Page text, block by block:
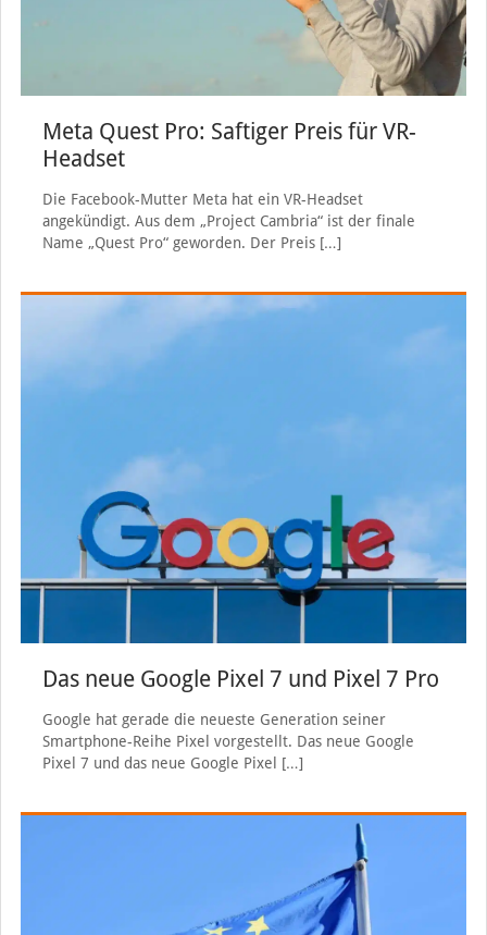
Meta Quest Pro: Saftiger Preis für VR-
Headset
Die Facebook-Mutter Meta hat ein VR-Headset
angekündigt. Aus dem „Project Cambria“ ist der finale
Name „Quest Pro“ geworden. Der Preis[…]
Das neue Google Pixel 7 und Pixel 7 Pro
Google hat gerade die neueste Generation seiner
Smartphone-Reihe Pixel vorgestellt. Das neue Google
Pixel 7 und das neue Google Pixel
[…]